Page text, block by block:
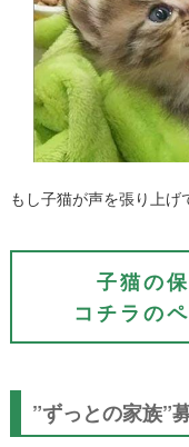
もし子猫が声を張り上
子猫の
コチラの
”ずっとの家族”